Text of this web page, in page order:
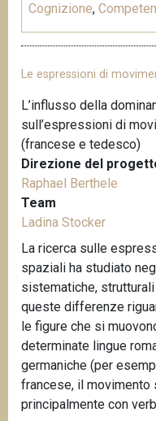
Cognizione,
Le espressioni di
L’influsso della
sull’espressioni di
(francese e tedesco)
Direzione del
Raphael Berthele
Team
Ladina Stocker
La ricerca sulle
spaziali ha studiato
sistematiche,
queste differenze
le figure che si
determinate lingue
germaniche (per
francese, il
principalmente con